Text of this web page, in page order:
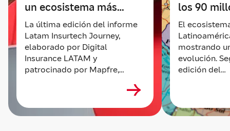
Innovación
El sector Insurtech en Latinoamérica en
La última edición del informe Latam Insurtech
Innovación
La
El
un ecosistema más
sólido y exigente
La última edición del informe
Latam Insurtech Journey,
elaborado por Digital
Insurance LATAM y
patrocinado por Mapfre,
los 90
dólares
semestre
El
mostrando
evolución.
edición del
patrocinado